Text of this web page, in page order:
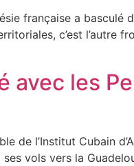
française a
c’est
avec les
de l’Institut Cubain
vols vers la